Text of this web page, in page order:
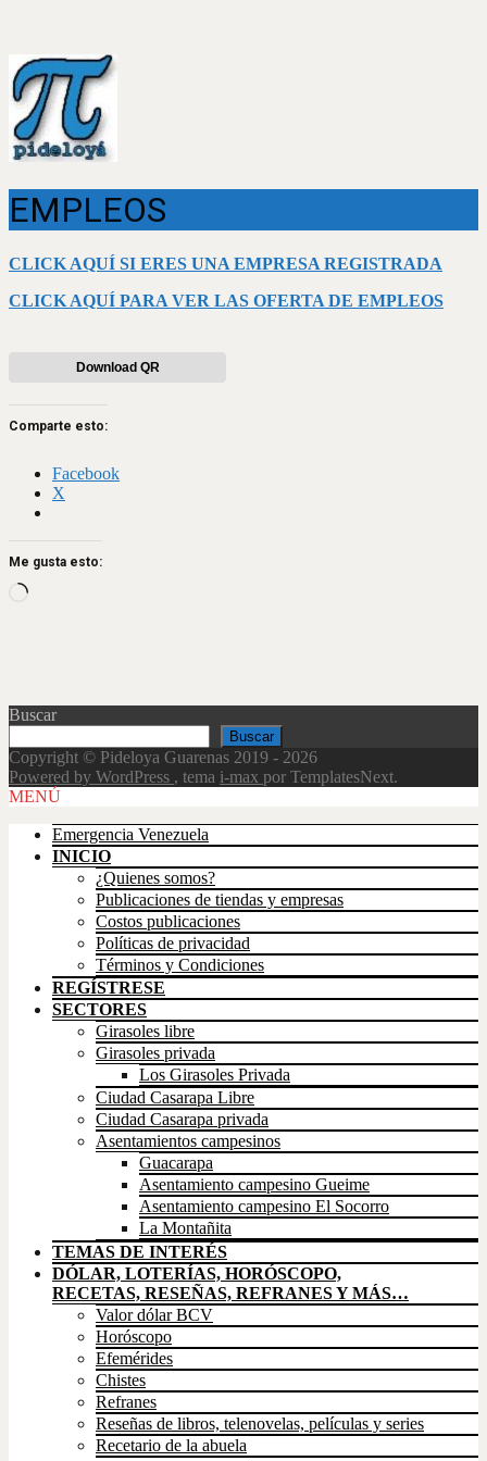
EMPLEOS
CLICK AQUÍ SI ERES UNA EMPRESA REGISTRADA
CLICK AQUÍ PARA VER LAS OFERTA DE EMPLEOS
Download QR
Comparte esto:
Facebook
X
Me gusta esto:
Loading…
Buscar
Buscar
Copyright © Pideloya Guarenas 2019 - 2026
Powered by WordPress , tema i-max por TemplatesNext.
Scroll
MENÚ
Emergencia Venezuela
INICIO
¿Quienes somos?
Publicaciones de tiendas y empresas
Costos publicaciones
Políticas de privacidad
Términos y Condiciones
REGÍSTRESE
SECTORES
Girasoles libre
Girasoles privada
Los Girasoles Privada
Ciudad Casarapa Libre
Ciudad Casarapa privada
Asentamientos campesinos
Guacarapa
Asentamiento campesino Gueime
Asentamiento campesino El Socorro
La Montañita
TEMAS DE INTERÉS
DÓLAR, LOTERÍAS, HORÓSCOPO,
RECETAS, RESEÑAS, REFRANES Y MÁS…
Valor dólar BCV
Horóscopo
Efemérides
Chistes
Refranes
Reseñas de libros, telenovelas, películas y series
Recetario de la abuela